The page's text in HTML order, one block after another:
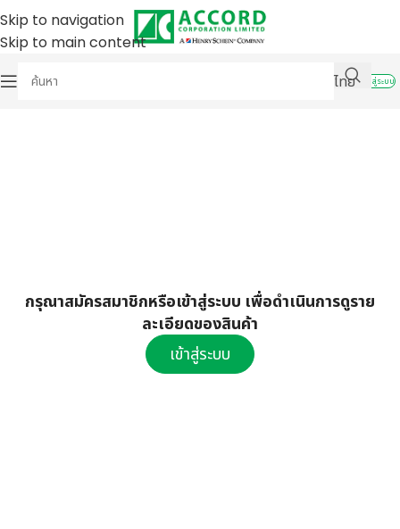
Skip to navigation
Skip to main content
ไทย
เข้าสู่ระบบ
กรุณาสมัครสมาชิกหรือเข้าสู่ระบบ เพื่อดำเนินการดูราย
ละเอียดของสินค้า
เข้าสู่ระบบ